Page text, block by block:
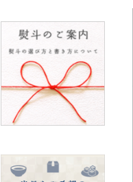
ノスタルジックな肥前びーど
SUSgalleryと過ごす至福の時
千切りピーラーで仕込んでみ
星座マグでくつろぎのひとと
コーヒーミルで格別な1杯を
味わう